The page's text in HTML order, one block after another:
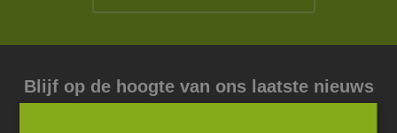
Blijf op de hoogte van ons laatste nieuws